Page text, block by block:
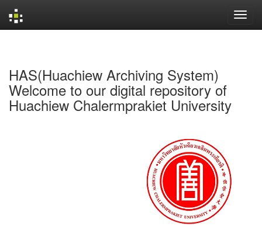
HAS(Huachiew Archiving System)
Welcome to our digital repository of
Huachiew Chalermprakiet University